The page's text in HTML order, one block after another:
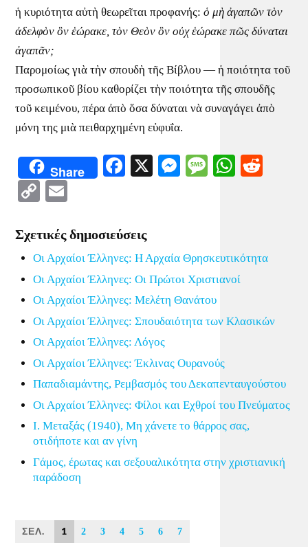
ἡ κυ­ρι­ό­τη­τα αὐ­τὴ θε­ω­ρεῖ­ται προ­φα­νής:ὁ μὴ ἀ­γα­πῶν τὸν
ἀ­δελ­φὸν ὃν ἑ­ώ­ρα­κε, τὸν Θε­ὸν ὃν οὐχ ἑ­ώ­ρα­κε πῶς δύ­να­ται
ἀ­γα­πᾶν;
Πα­ρο­μοί­ως γιὰ τὴν σπου­δὴ τῆς Βί­βλου — ἡ ποι­ό­τη­τα τοῦ
προ­σω­πι­κοῦ βί­ου κα­θο­ρί­ζει τὴν ποι­ό­τη­τα τῆς σπου­δῆς
τοῦ κει­μέ­νου, πέ­ρα ἀπὸ ὅσα δύ­να­ται νὰ συ­να­γά­γει ἀπὸ
μό­νη της μιὰ πει­θαρ­χη­μέ­νη εὐ­φυ­ΐα.
Share Facebook
X Messenger
Message
Copy
Σχετικές δημοσιεύσεις
Οι Αρχαίοι Έλληνες: Η Αρχαία Θρησκευτικότητα
Οι Αρχαίοι Έλληνες: Οι Πρώτοι Χριστιανοί
Οι Αρχαίοι Έλληνες: Μελέτη Θανάτου
Οι Αρχαίοι Έλληνες: Σπουδαιότητα των Κλασικών
Οι Αρχαίοι Έλληνες: Λόγος
Οι Αρχαίοι Έλληνες: Έκλινας Ουρανούς
Παπαδιαμάντης, Ρεμβασμός του Δεκαπενταυγούστου
Οι Αρχαίοι Έλληνες: Φίλοι και Εχθροί του Πνεύματος
Ι. Μεταξάς (1940), Μη χάνετε το θάρρος σας,
οτιδήποτε και αν γίνη
Γάμος, έρωτας και σεξουαλικότητα στην χριστιανική
παράδοση
ΣΕΛ. 1 2 3 4 5 6 7